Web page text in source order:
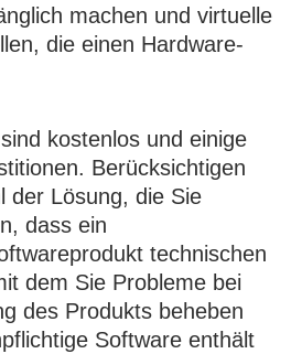
machen und virtuelle
die einen Hardware-
kostenlos und einige
Berücksichtigen
der Lösung, die Sie
dass ein
technischen
dem Sie Probleme bei
des Produkts beheben
Software enthält